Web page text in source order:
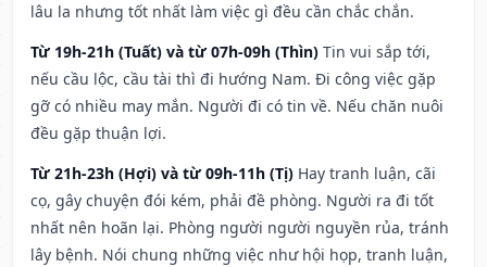
lâu la nhưng tốt nhất làm việc gì đều cần chắc chắn.
Từ 19h-21h (Tuất) và từ 07h-09h (Thìn) Tin vui sắp tới,
nếu cầu lộc, cầu tài thì đi hướng Nam. Đi công việc gặp
gỡ có nhiều may mắn. Người đi có tin về. Nếu chăn nuôi
đều gặp thuận lợi.
Từ 21h-23h (Hợi) và từ 09h-11h (Tị) Hay tranh luận, cãi
cọ, gây chuyện đói kém, phải đề phòng. Người ra đi tốt
nhất nên hoãn lại. Phòng người người nguyền rủa, tránh
lây bệnh. Nói chung những việc như hội họp, tranh luận,